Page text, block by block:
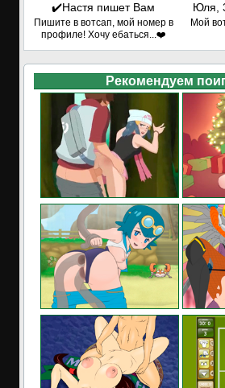
✔️Настя пишет Вам
Пишите в вотсап, мой номер в
профиле! Хочу ебаться...❤️
Юля,
Мой
Рекомендуем